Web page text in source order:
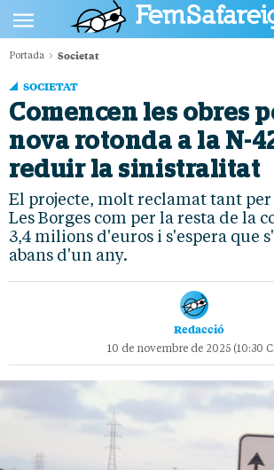
CULTURA
SOCIETAT
ESPORTS
OPINIÓ
Portada Societat
SOCIETAT
Comencen les obres
nova rotonda a la N-
reduir la sinistralitat
El projecte, molt reclamat tant per
Les Borges com per la resta de la
3,4 milions d'euros i s'espera que
abans d'un any.
Redacció
10 de novembre de 2025 (10:30